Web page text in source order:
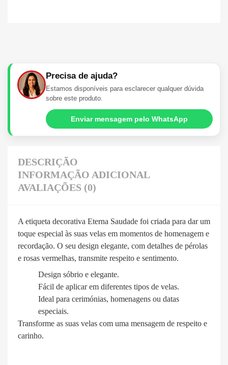
Precisa de ajuda?
Estamos disponíveis para esclarecer qualquer dúvida
sobre este produto.
Enviar mensagem pelo WhatsApp
DESCRIÇÃO
INFORMAÇÃO ADICIONAL
AVALIAÇÕES (0)
A etiqueta decorativa Eterna Saudade foi criada para dar um
toque especial às suas velas em momentos de homenagem e
recordação. O seu design elegante, com detalhes de pérolas
e rosas vermelhas, transmite respeito e sentimento.
Design sóbrio e elegante.
Fácil de aplicar em diferentes tipos de velas.
Ideal para cerimónias, homenagens ou datas
especiais.
Transforme as suas velas com uma mensagem de respeito e
carinho.